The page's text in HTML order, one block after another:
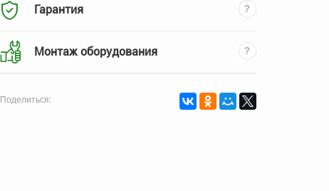
Гарантия
Монтаж оборудования
Поделиться: